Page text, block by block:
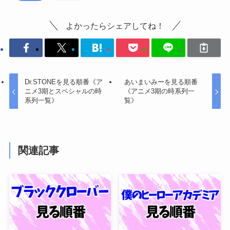
よかったらシェアしてね！
Dr.STONEを見る順番《ア
ニメ3期とスペシャルの時
系列一覧》
あいまいみーを見る順番
《アニメ3期の時系列一
覧》
関連記事